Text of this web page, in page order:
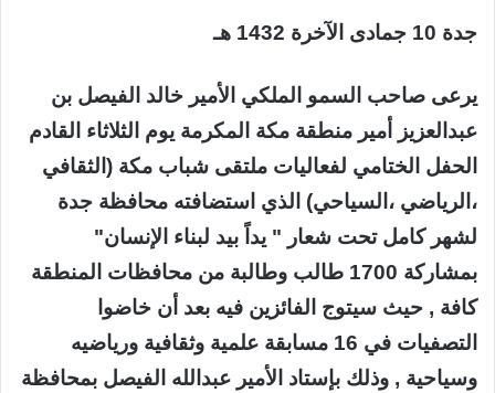
جدة 10 جمادى الآخرة 1432 هـ
يرعى صاحب السمو الملكي الأمير خالد الفيصل بن
عبدالعزيز أمير منطقة مكة المكرمة يوم الثلاثاء القادم
الحفل الختامي لفعاليات ملتقى شباب مكة (الثقافي
،الرياضي ،السياحي) الذي استضافته محافظة جدة
لشهر كامل تحت شعار " يداً بيد لبناء الإنسان"
بمشاركة 1700 طالب وطالبة من محافظات المنطقة
كافة , حيث سيتوج الفائزين فيه بعد أن خاضوا
التصفيات في 16 مسابقة علمية وثقافية ورياضيه
وسياحية , وذلك بإستاد الأمير عبدالله الفيصل بمحافظة